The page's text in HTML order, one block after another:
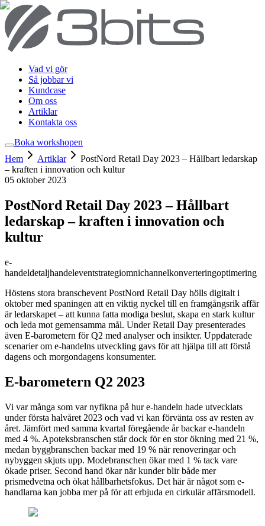
Vad vi gör
Så jobbar vi
Kundcase
Om oss
Artiklar
Kontakta oss
Boka workshopen
Hem
Artiklar
PostNord Retail Day 2023 – Hållbart ledarskap
– kraften i innovation och kultur
05 oktober 2023
PostNord Retail Day 2023 – Hållbart
ledarskap – kraften i innovation och
kultur
e-
handeldetaljhandeleventstrategiomnichannelkonverteringoptimering
Höstens stora branschevent PostNord Retail Day hölls digitalt i
oktober med spaningen att en viktig nyckel till en framgångsrik affär
är ledarskapet – att kunna fatta modiga beslut, skapa en stark kultur
och leda mot gemensamma mål. Under Retail Day presenterades
även E-barometern för Q2 med analyser och insikter. Uppdaterade
scenarier om e-handelns utveckling gavs för att hjälpa till att förstå
dagens och morgondagens konsumenter.
E-barometern Q2 2023
Vi var många som var nyfikna på hur e-handeln hade utvecklats
under första halvåret 2023 och vad vi kan förvänta oss av resten av
året. Jämfört med samma kvartal föregående år backar e-handeln
med 4 %. Apoteksbranschen står dock för en stor ökning med 21 %,
medan byggbranschen backar med 19 % när renoveringar och
nybyggen skjuts upp. Modebranschen ökar med 1 % tack vare
ökade priser. Second hand ökar när kunder blir både mer
prismedvetna och ökat hållbarhetsfokus. Det här är något som e-
handlarna kan jobba mer på för att erbjuda en cirkulär affärsmodell.